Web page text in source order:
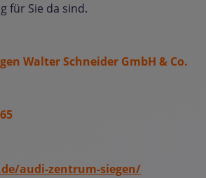
für Sie da sind.
Walter Schneider GmbH & Co.
audi-zentrum-siegen/